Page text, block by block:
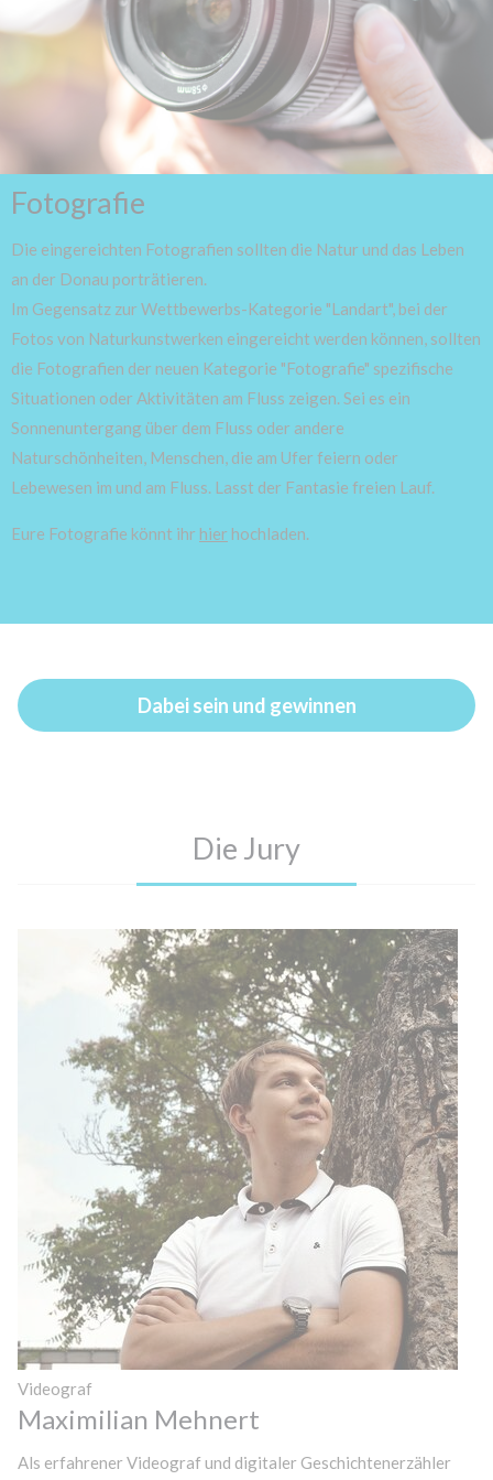
Fotografie
Die eingereichten Fotografien sollten die Natur und das Leben
an der Donau porträtieren.
Im Gegensatz zur Wettbewerbs-Kategorie "Landart", bei der
Fotos von Naturkunstwerken eingereicht werden können, sollten
die Fotografien der neuen Kategorie "Fotografie" spezifische
Situationen oder Aktivitäten am Fluss zeigen. Sei es ein
Sonnenuntergang über dem Fluss oder andere
Naturschönheiten, Menschen, die am Ufer feiern oder
Lebewesen im und am Fluss. Lasst der Fantasie freien Lauf.
Eure Fotografie könnt ihr hier hochladen.
Dabei sein und gewinnen
Die Jury
Videograf
Maximilian Mehnert
Als erfahrener Videograf und digitaler Geschichtenerzähler